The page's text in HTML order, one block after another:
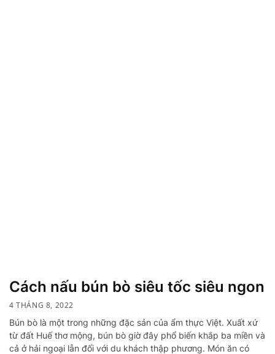
Cách nấu bún bò siêu tốc siêu ngon
4 THÁNG 8, 2022
Bún bò là một trong những đặc sản của ẩm thực Việt. Xuất xứ
từ đất Huế thơ mộng, bún bò giờ đây phổ biến khắp ba miền và
cả ở hải ngoại lẫn đối với du khách thập phương. Món ăn có